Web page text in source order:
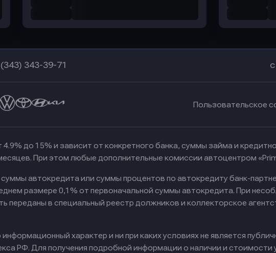
343-39-71
Пользовательское
4.9% до 15% и зависит от конкретного банка, суммы займа и
При этом любые дополнительные комиссии автоцентром
автокредита или суммы процентов по автокредиту банк-
размере 0,1% от первоначальной суммы автокредита. При
переданы в специальный реестр должников и коллекторское
характер и ни при каких условиях не является
РФ. Для получения подробной информации о наличии и стоимости